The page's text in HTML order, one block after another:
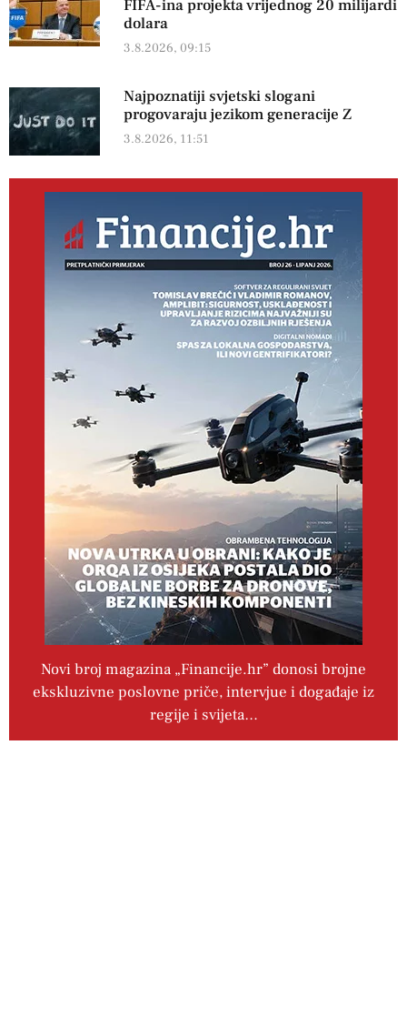
FIFA-ina projekta vrijednog 20 milijardi
dolara
3.8.2026, 09:15
Najpoznatiji svjetski slogani
progovaraju jezikom generacije Z
3.8.2026, 11:51
Novi broj magazina „Financije.hr” donosi brojne
ekskluzivne poslovne priče, intervjue i događaje iz
regije i svijeta…